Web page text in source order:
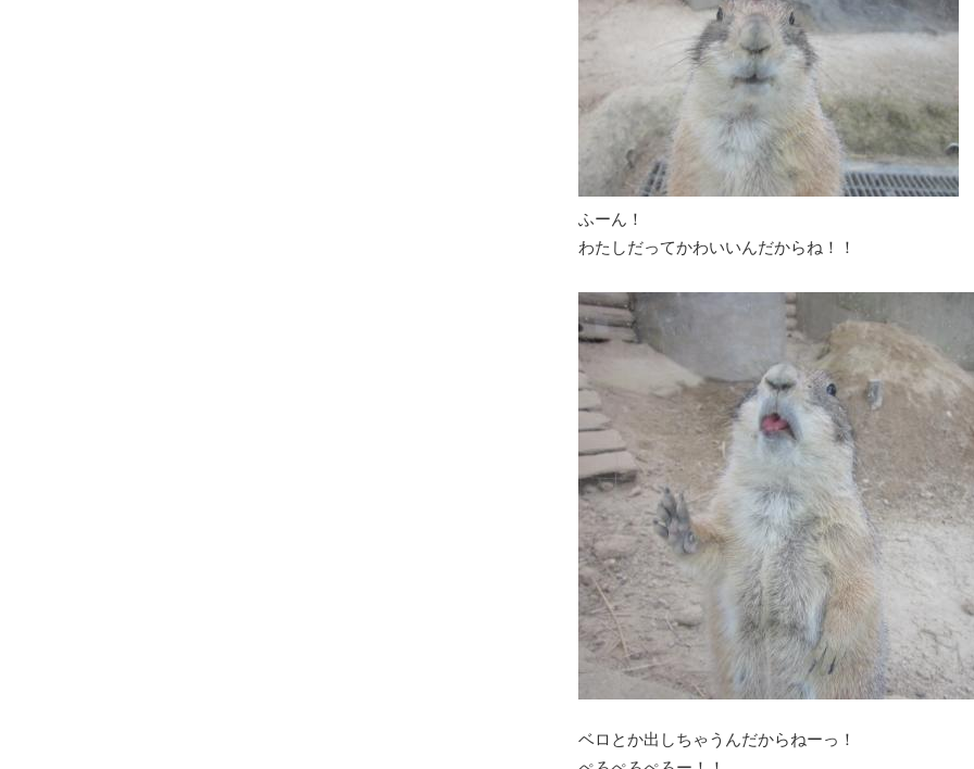
ふーん！
わたしだってかわいいんだからね！！
ベロとか出しちゃうんだからねーっ！